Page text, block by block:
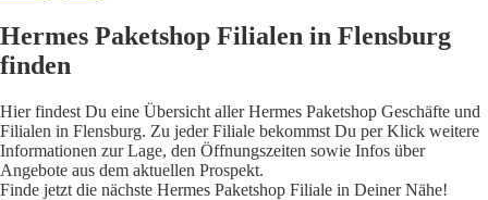
Hermes Paketshop Filialen in Flensburg
finden
Hier findest Du eine Übersicht aller Hermes Paketshop Geschäfte und
Filialen in Flensburg. Zu jeder Filiale bekommst Du per Klick weitere
Informationen zur Lage, den Öffnungszeiten sowie Infos über
Angebote aus dem aktuellen Prospekt.
Finde jetzt die nächste Hermes Paketshop Filiale in Deiner Nähe!